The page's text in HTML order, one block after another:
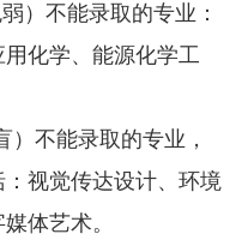
）不能录取的专业：
化学、能源化学工
）不能录取的专业，
视觉传达设计、环境
体艺术。